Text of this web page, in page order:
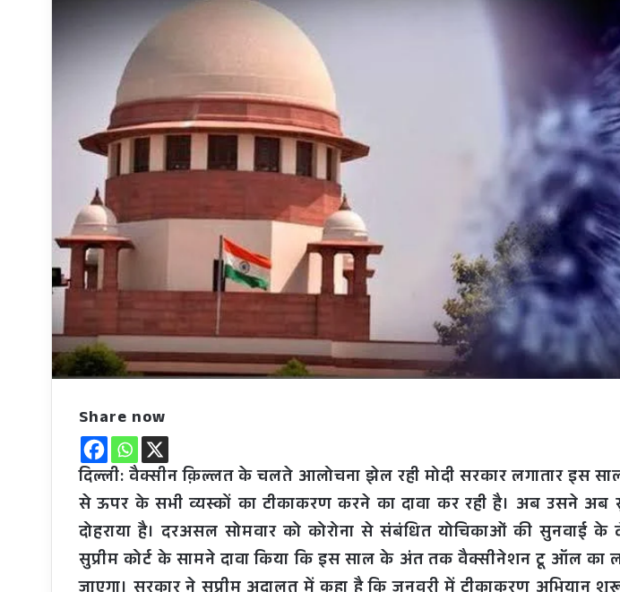
Share now
दिल्ली: वैक्सीन क़िल्लत के चलते आलोचना झेल रही मोदी सरकार लगातार इस
से ऊपर के सभी व्यस्कों का टीकाकरण करने का दावा कर रही है। अब उसने अब
दोहराया है। दरअसल सोमवार को कोरोना से संबंधित योचिकाओं की सुनवाई के
सुप्रीम कोर्ट के सामने दावा किया कि इस साल के अंत तक वैक्सीनेशन टू ऑल का